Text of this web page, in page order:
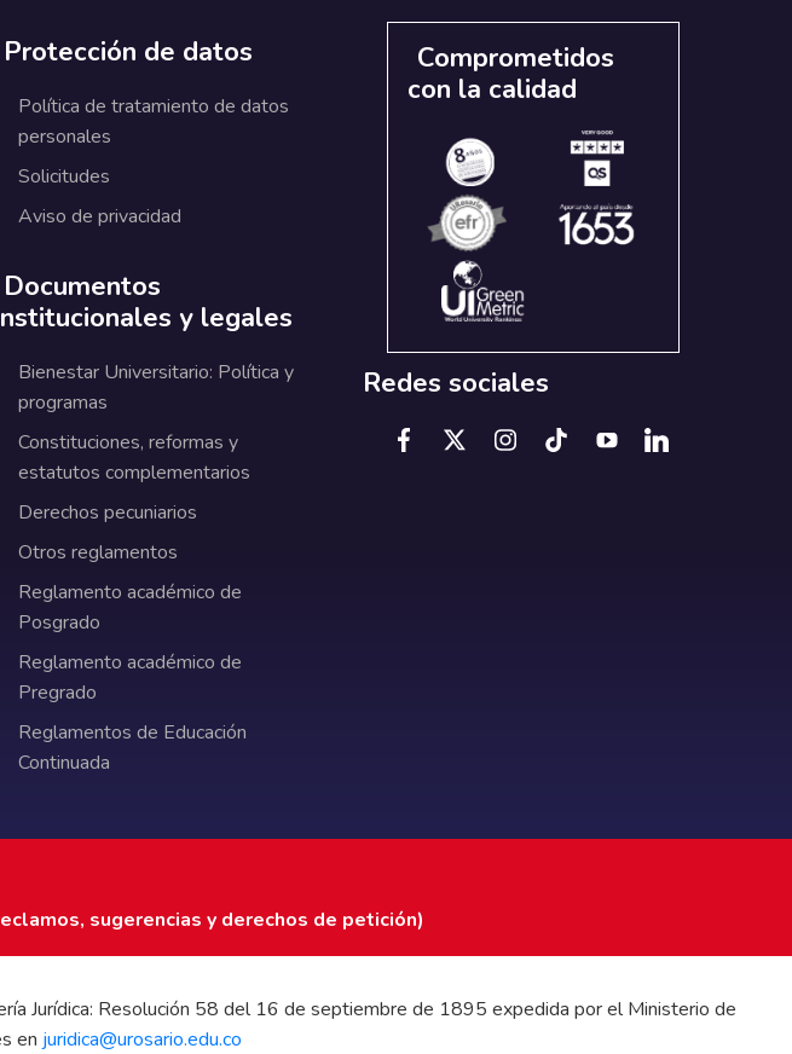
Protección de datos
Política de tratamiento de datos
personales
Solicitudes
Aviso de privacidad
Documentos
y legales
Bienestar Universitario: Política y
programas
Constituciones, reformas y
estatutos complementarios
Derechos pecuniarios
Otros reglamentos
Reglamento académico de
Posgrado
Reglamento académico de
Pregrado
Reglamentos de Educación
Continuada
Comprometidos
con la calidad
Redes sociales
sugerencias y derechos de petición)
Jurídica: Resolución 58 del 16 de septiembre de 1895 expedida por el Ministerio de
en juridica@urosario.edu.co